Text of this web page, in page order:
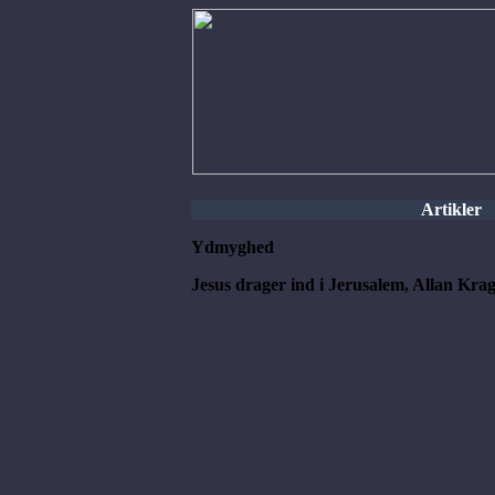
Artikler
Ydmyghed
Jesus drager ind i Jerusalem, Allan